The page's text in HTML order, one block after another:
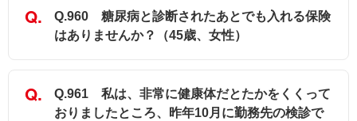
Q.960 糖尿病と診断されたあとでも入れる保険
はありませんか？（45歳、女性）
Q.961 私は、非常に健康体だとたかをくくって
おりましたところ、昨年10月に勤務先の検診で